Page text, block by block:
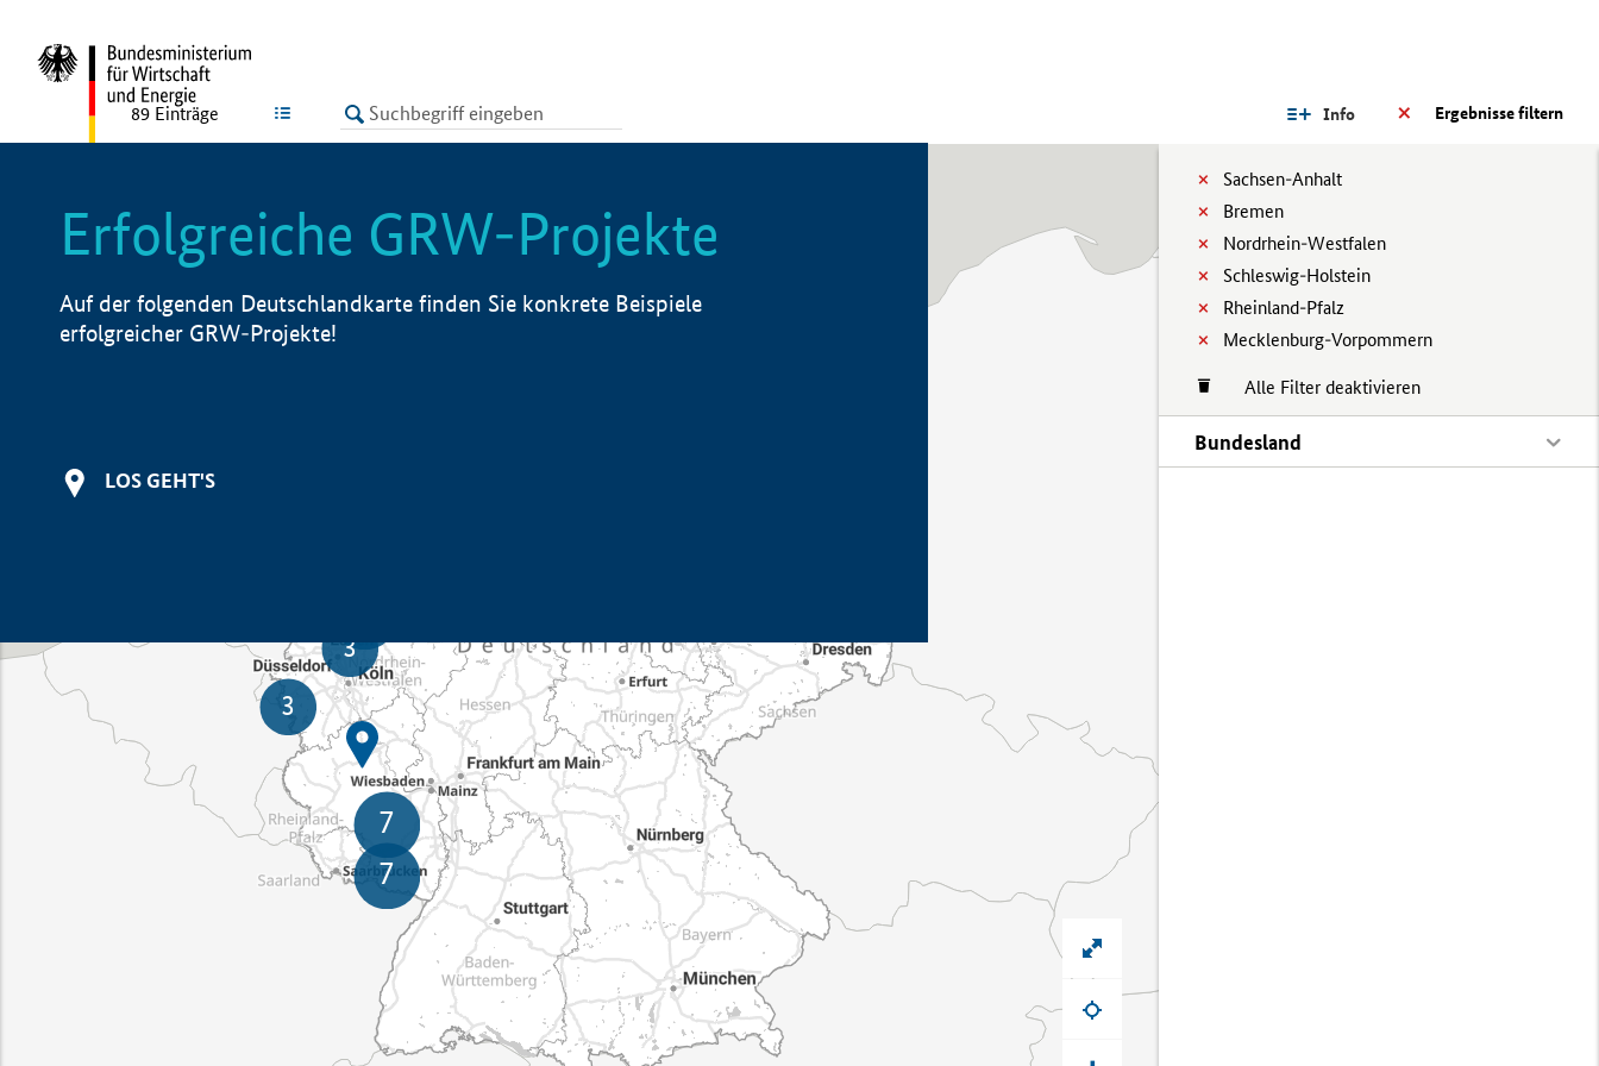
LISTE Ergebnisse filtern
Info
Sachsen-Anhalt
Bremen
Nordrhein-Westfalen
Schleswig-Holstein
Rheinland-Pfalz
Mecklenburg-Vorpommern
Alle Filter deaktivieren
Bundesland
89 Einträge
Erfolgreiche GRW-Projekte
Auf der folgenden Deutschlandkarte finden Sie konkrete Beispiele
erfolgreicher GRW-Projekte!
LOS GEHT'S